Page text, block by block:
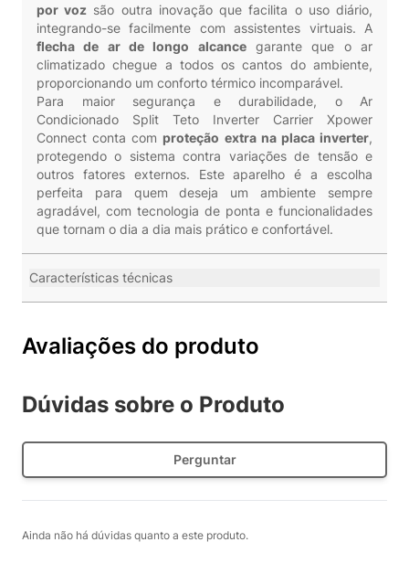
por voz são outra inovação que facilita o uso diário,
integrando-se facilmente com assistentes virtuais. A
flecha de ar de longo alcancegarante que o ar
climatizado chegue a todos os cantos do ambiente,
proporcionando um conforto térmico incomparável.
Para maior segurança e durabilidade, o Ar
Condicionado Split Teto Inverter Carrier Xpower
Connect conta com proteção extra na placa inverter,
protegendo o sistema contra variações de tensão e
outros fatores externos. Este aparelho é a escolha
perfeita para quem deseja um ambiente sempre
agradável, com tecnologia de ponta e funcionalidades
que tornam o dia a dia mais prático e confortável.
Características técnicas
Avaliações do produto
Dúvidas sobre o Produto
Perguntar
Ainda não há dúvidas quanto a este produto.